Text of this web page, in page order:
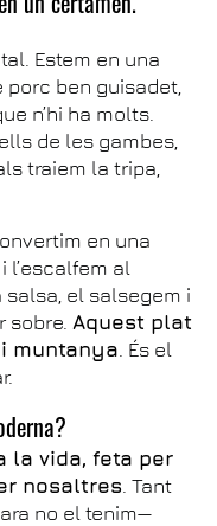
Estem en una
ben guisadet,
n’hi ha molts.
de les gambes,
traiem la tripa,
en una
l’escalfem al
el salsegem i
sobre. Aquest plat
muntanya . És el
la vida, feta per
nosaltres . Tant
no el tenim—